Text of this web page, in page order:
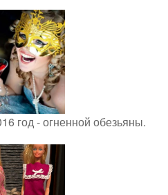
год - огненной обезьяны.